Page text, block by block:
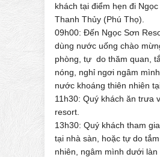
khách tại điểm hẹn đi
Thanh Thủy (Phú Thọ).
09h00: Đến Ngọc Sơn
dùng nước uống chào
phòng, tự do thăm quan,
nóng, nghỉ ngơi ngâm
nước khoáng thiên nhiên
11h30: Quý khách ăn trưa
resort.
13h30: Quý khách tham
tại nhà sàn, hoặc tự do
nhiên, ngâm mình dưới